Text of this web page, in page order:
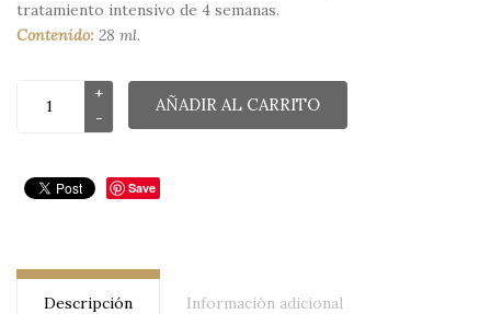
tratamiento intensivo de 4 semanas.
Contenido: 28 ml.
AÑADIR AL CARRITO
Save
Descripción Información adicional